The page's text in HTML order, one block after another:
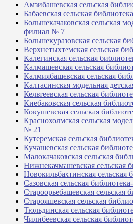
Амзибашевская сельская
Бабаевская сельская
Большекачаковская сельская
филиал № 7
Большекуразовская сельская
Верхнетыхтемская сельская
Калегинская сельская
Калмашевская сельская
Калмиябашевская сельская
Калтасинская модельная
Кельтеевская сельская
Киебаковская сельская
Кокушевская сельская
Краснохолмская сельская
№ 21
Кутеремская сельская
Кучашевская сельская
Малокачаковская сельская
Нижнекачмашевская сельская
Новокильбахтинская
Сазовская сельская
Староорьебашевская сельская
Старояшевская сельская
Тюльдинская сельская
Чилибеевская сельская